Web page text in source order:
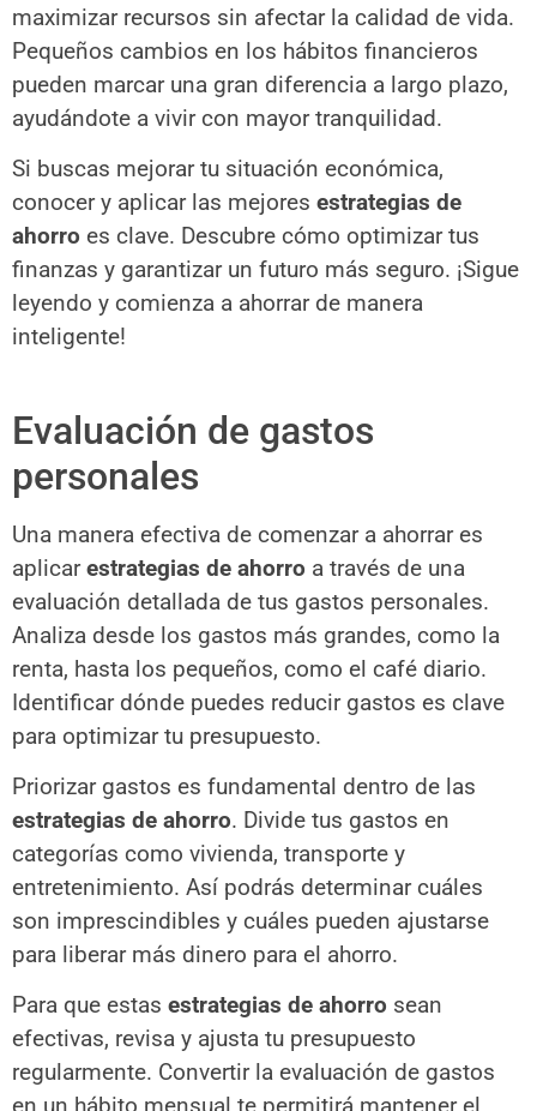
maximizar recursos sin afectar la calidad de vida.
Pequeños cambios en los hábitos financieros
pueden marcar una gran diferencia a largo plazo,
ayudándote a vivir con mayor tranquilidad.
Si buscas mejorar tu situación económica,
conocer y aplicar las mejores estrategias de
ahorro es clave. Descubre cómo optimizar tus
finanzas y garantizar un futuro más seguro. ¡Sigue
leyendo y comienza a ahorrar de manera
inteligente!
Evaluación de gastos
personales
Una manera efectiva de comenzar a ahorrar es
aplicarestrategias de ahorro a través de una
evaluación detallada de tus gastos personales.
Analiza desde los gastos más grandes, como la
renta, hasta los pequeños, como el café diario.
Identificar dónde puedes reducir gastos es clave
para optimizar tu presupuesto.
Priorizar gastos es fundamental dentro de las
estrategias de ahorro. Divide tus gastos en
categorías como vivienda, transporte y
entretenimiento. Así podrás determinar cuáles
son imprescindibles y cuáles pueden ajustarse
para liberar más dinero para el ahorro.
Para que estas estrategias de ahorro sean
efectivas, revisa y ajusta tu presupuesto
regularmente. Convertir la evaluación de gastos